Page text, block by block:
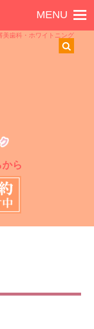
美歯科・ホワイトニング
ら